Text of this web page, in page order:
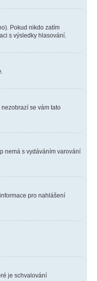
Pokud nikdo zatím
s výsledky hlasování.
se vám tato
nemá s vydáváním varování
pro nahlášení
je schvalování